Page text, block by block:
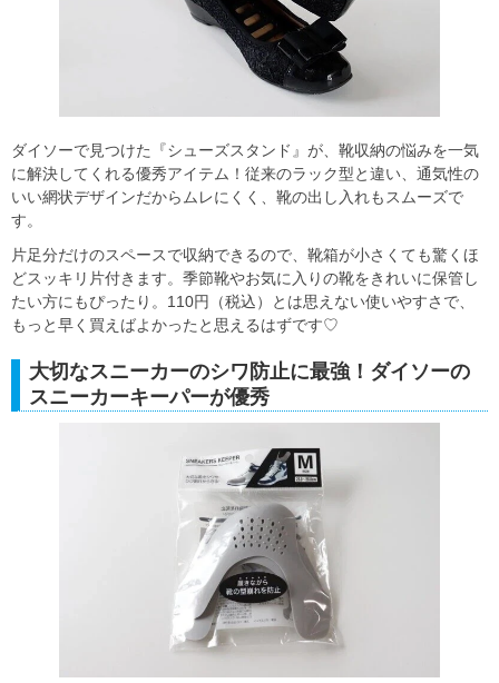
ダイソーで見つけた『シューズスタンド』が、靴収納の悩みを一気
に解決してくれる優秀アイテム！従来のラック型と違い、通気性の
いい網状デザインだからムレにくく、靴の出し入れもスムーズで
す。
片足分だけのスペースで収納できるので、靴箱が小さくても驚くほ
どスッキリ片付きます。季節靴やお気に入りの靴をきれいに保管し
たい方にもぴったり。110円（税込）とは思えない使いやすさで、
もっと早く買えばよかったと思えるはずです♡
大切なスニーカーのシワ防止に最強！ダイソーの
スニーカーキーパーが優秀